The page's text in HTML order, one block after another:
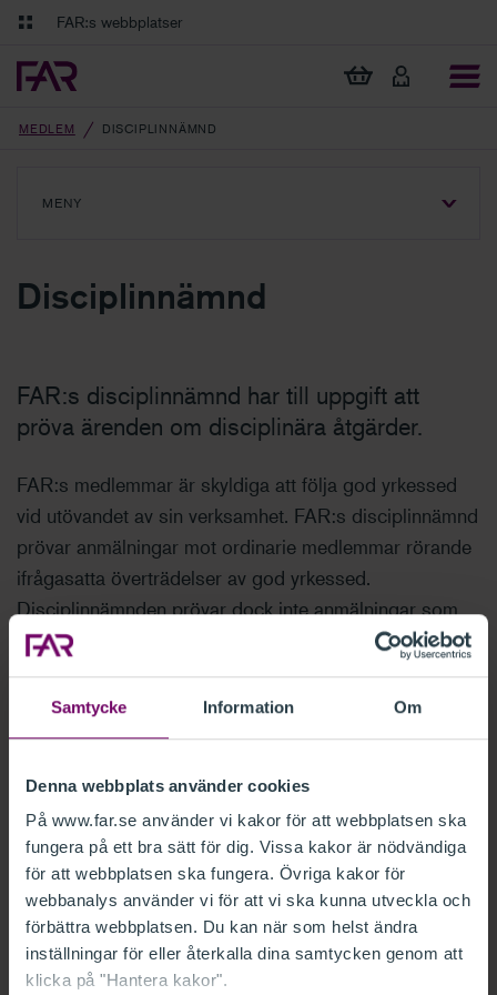
Samtycke Information Om
Denna webbplats använder cookies
På www.far.se använder vi kakor för att webbplatsen ska
fungera på ett bra sätt för dig. Vissa kakor är nödvändiga
för att webbplatsen ska fungera. Övriga kakor för
webbanalys använder vi för att vi ska kunna utveckla och
förbättra webbplatsen. Du kan när som helst ändra
inställningar för eller återkalla dina samtycken genom att
klicka på "Hantera kakor".
Gå till innehåll
Gå till navigation
Ekonomiska regler på ett och samma ställe
Debatt och fördjupning i branschens frågor
FAR:s webbplatser
Visa min varukorg
MEDLEM DISCIPLINNÄMND
MENY
Disciplinnämnd
FAR:s disciplinnämnd har till uppgift att
pröva ärenden om disciplinära åtgärder.
FAR:s medlemmar är skyldiga att följa god yrkessed
vid utövandet av sin verksamhet. FAR:s disciplinnämnd
prövar anmälningar mot ordinarie medlemmar rörande
ifrågasatta överträdelser av god yrkessed.
Disciplinnämnden prövar dock inte anmälningar som
ligger inom Revisorsinspektionens område.
Disciplinnämnden består av en ordförande, en vice
Ordföranden och vice ordföranden ska vara, eller ha
varit, ordinarie domare och väl förtrogna med det
arbete som medlemmar i FAR utför.
Anmälan kan göras av FAR:s kvalitetsnämnder eller av
någon som är berörd av att medlemmen följer god
yrkessed. Disciplinnämnden får avstå från att ta upp en